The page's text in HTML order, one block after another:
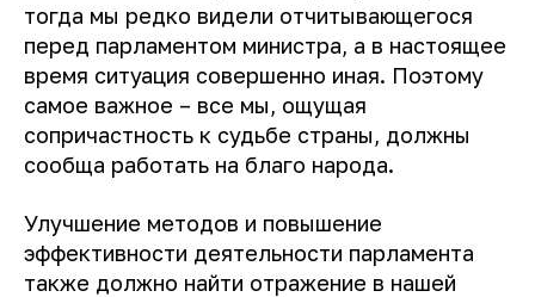
тогда мы редко видели отчитывающегося
перед парламентом министра, а в настоящее
время ситуация совершенно иная. Поэтому
самое важное – все мы, ощущая
сопричастность к судьбе страны, должны
сообща работать на благо народа.
Улучшение методов и повышение
эффективности деятельности парламента
также должно найти отражение в нашей